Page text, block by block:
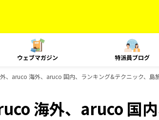
ウェブマガジン 特派員ブログ
、aruco 海外、aruco 国内、ランキング&テクニック、島
海外、aruco 国